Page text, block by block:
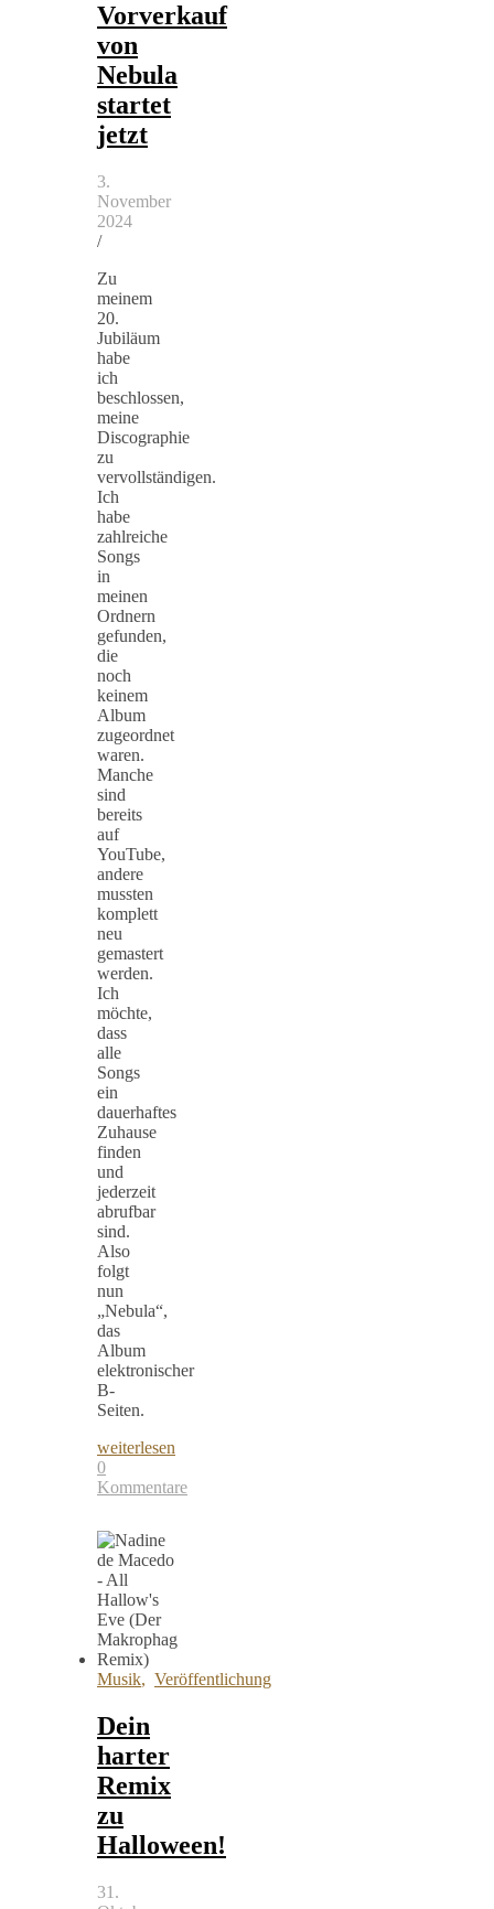
Vorverkauf
von
Nebula
startet
jetzt
3.
November
2024
/
Zu
meinem
20.
Jubiläum
habe
ich
beschlossen,
meine
Discographie
zu
vervollständigen.
Ich
habe
zahlreiche
Songs
in
meinen
Ordnern
gefunden,
die
noch
keinem
Album
zugeordnet
waren.
Manche
sind
bereits
auf
YouTube,
andere
mussten
komplett
neu
gemastert
werden.
Ich
möchte,
dass
alle
Songs
ein
dauerhaftes
Zuhause
finden
und
jederzeit
abrufbar
sind.
Also
folgt
nun
„Nebula“,
das
Album
elektronischer
B-
Seiten.
weiterlesen
0
Kommentare
Musik, Veröffentlichung
Dein
harter
Remix
zu
Halloween!
31.